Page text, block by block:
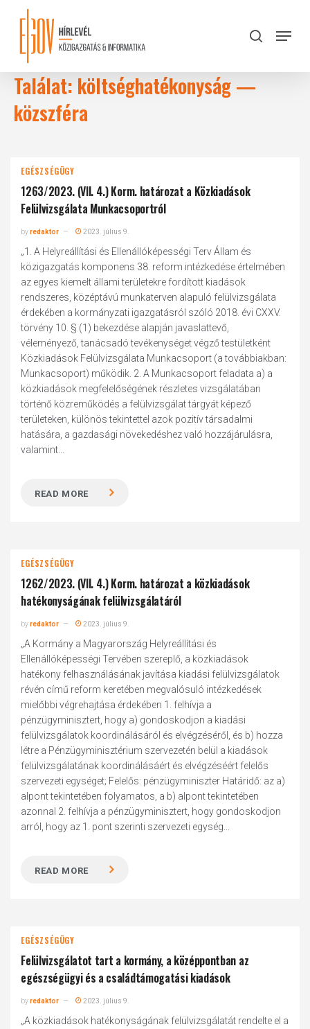
content
search
Menu
Találat: költséghatékonyság —
közszféra
EGÉSZSÉGÜGY
1263/2023. (VII. 4.) Korm. határozat a Közkiadások
Felülvizsgálata Munkacsoportról
byredaktor 2023. július 9.
„1. A Helyreállítási és Ellenállóképességi Terv Állam és
közigazgatás komponens 38. reform intézkedése értelmében
az egyes kiemelt állami területekre fordított kiadások
rendszeres, középtávú munkaterven alapuló felülvizsgálata
érdekében a kormányzati igazgatásról szóló 2018. évi CXXV.
törvény 10. § (1) bekezdése alapján javaslattevő,
véleményező, tanácsadó tevékenységet végző testületként
Közkiadások Felülvizsgálata Munkacsoport (a továbbiakban:
Munkacsoport) működik. 2. A Munkacsoport feladata a) a
közkiadások megfelelőségének részletes vizsgálatában
történő közreműködés a felülvizsgálat tárgyát képező
területeken, különös tekintettel azok pozitív társadalmi
hatására, a gazdasági növekedéshez való hozzájárulásra,
valamint...
READ MORE
EGÉSZSÉGÜGY
1262/2023. (VII. 4.) Korm. határozat a közkiadások
hatékonyságának felülvizsgálatáról
byredaktor 2023. július 9.
„A Kormány a Magyarország Helyreállítási és
Ellenállóképességi Tervében szereplő, a közkiadások
hatékony felhasználásának javítása kiadási felülvizsgálatok
révén című reform keretében megvalósuló intézkedések
mielőbbi végrehajtása érdekében 1. felhívja a
pénzügyminisztert, hogy a) gondoskodjon a kiadási
felülvizsgálatok koordinálásáról és elvégzéséről, és b) hozza
létre a Pénzügyminisztérium szervezetén belül a kiadások
felülvizsgálatának koordinálásáért és elvégzéséért felelős
szervezeti egységet; Felelős: pénzügyminiszter Határidő: az a)
alpont tekintetében folyamatos, a b) alpont tekintetében
azonnal 2. felhívja a pénzügyminisztert, hogy gondoskodjon
arról, hogy az 1. pont szerinti szervezeti egység...
READ MORE
EGÉSZSÉGÜGY
Felülvizsgálatot tart a kormány, a középpontban az
egészségügyi és a családtámogatási kiadások
byredaktor 2023. július 9.
„A közkiadások hatékonyságának felülvizsgálatát rendelte el a
Close